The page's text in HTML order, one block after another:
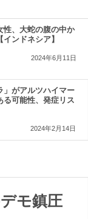
性、大蛇の腹の中か
ンドネシア】
2024年6月11日
」がアルツハイマー
る可能性、発症リス
2024年2月14日
モ鎮圧